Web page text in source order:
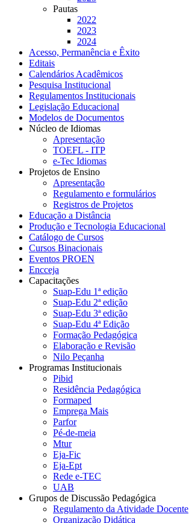
Pautas
2022
2023
2024
Acesso, Permanência e Êxito
Editais
Calendários Acadêmicos
Pesquisa Institucional
Regulamentos Institucionais
Legislação Educacional
Modelos de Documentos
Núcleo de Idiomas
Apresentação
TOEFL - ITP
e-Tec Idiomas
Projetos de Ensino
Apresentação
Regulamento e formulários
Registros de Projetos
Educação a Distância
Produção e Tecnologia Educacional
Catálogo de Cursos
Cursos Binacionais
Eventos PROEN
Encceja
Capacitações
Suap-Edu 1ª edição
Suap-Edu 2ª edição
Suap-Edu 3ª edição
Suap-Edu 4ª Edição
Formação Pedagógica
Elaboração e Revisão
Nilo Peçanha
Programas Institucionais
Pibid
Residência Pedagógica
Formaped
Emprega Mais
Parfor
Pé-de-meia
Mtur
Eja-Fic
Eja-Ept
Rede e-TEC
UAB
Grupos de Discussão Pedagógica
Regulamento da Atividade Docente
Organização Didática